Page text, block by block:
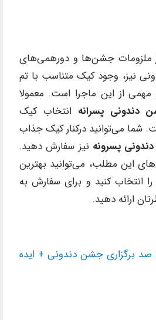
ملزومات جشن‌ها و دورهمی‌های
نیز، وجود کیک متناسب با تم
از این ماجرا است. معمولا
دندونی پسرانه انتخاب کیک
می‌توانید درکنار کیک جذاب
پسرونه نیز سفارش دهید.
این مطلب، می‌توانید بهترین
را انتخاب کنید و برای سفارش به
ارائه دهید.
صد برگزاری جشن دندونی + ایده